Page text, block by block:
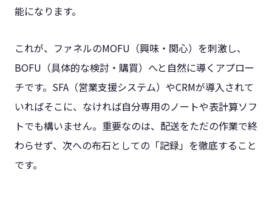
能になります。
これが、ファネルのMOFU（興味・関心）を刺激し、
BOFU（具体的な検討・購買）へと自然に導くアプロー
チです。SFA（営業支援システム）やCRMが導入されて
いればそこに、なければ自分専用のノートや表計算ソフ
トでも構いません。重要なのは、配送をただの作業で終
わらせず、次への布石としての「記録」を徹底すること
です。